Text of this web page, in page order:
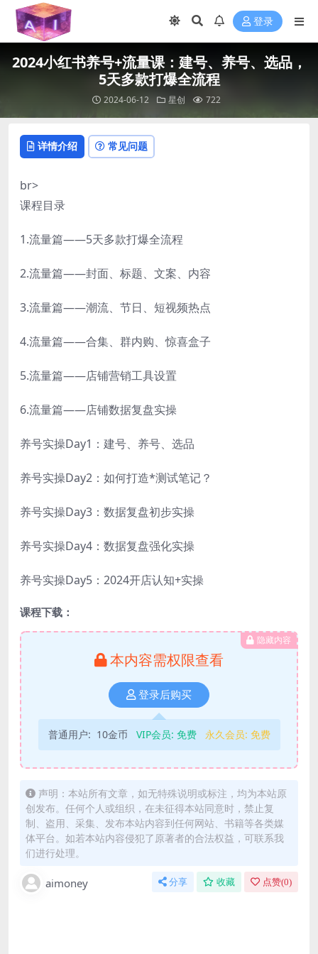
登录
2024小红书养号+流量课：建号、养号、选品，
5天多款打爆全流程
2024-06-12 星创 722
详情介绍 常见问题
br>
课程目录
1.流量篇——5天多款打爆全流程
2.流量篇——封面、标题、文案、内容
3.流量篇——潮流、节日、短视频热点
4.流量篇——合集、群内购、惊喜盒子
5.流量篇——店铺营销工具设置
6.流量篇——店铺数据复盘实操
养号实操Day1：建号、养号、选品
养号实操Day2：如何打造*测试笔记？
养号实操Day3：数据复盘初步实操
养号实操Day4：数据复盘强化实操
养号实操Day5：2024开店认知+实操
课程下载：
隐藏内容
本内容需权限查看
登录后购买
普通用户: 10金币 VIP会员: 免费 永久会员: 免费
声明：本站所有文章，如无特殊说明或标注，均为本站原
创发布。任何个人或组织，在未征得本站同意时，禁止复
制、盗用、采集、发布本站内容到任何网站、书籍等各类媒
体平台。如若本站内容侵犯了原著者的合法权益，可联系我
们进行处理。
aimoney 分享 收藏 点赞(0)